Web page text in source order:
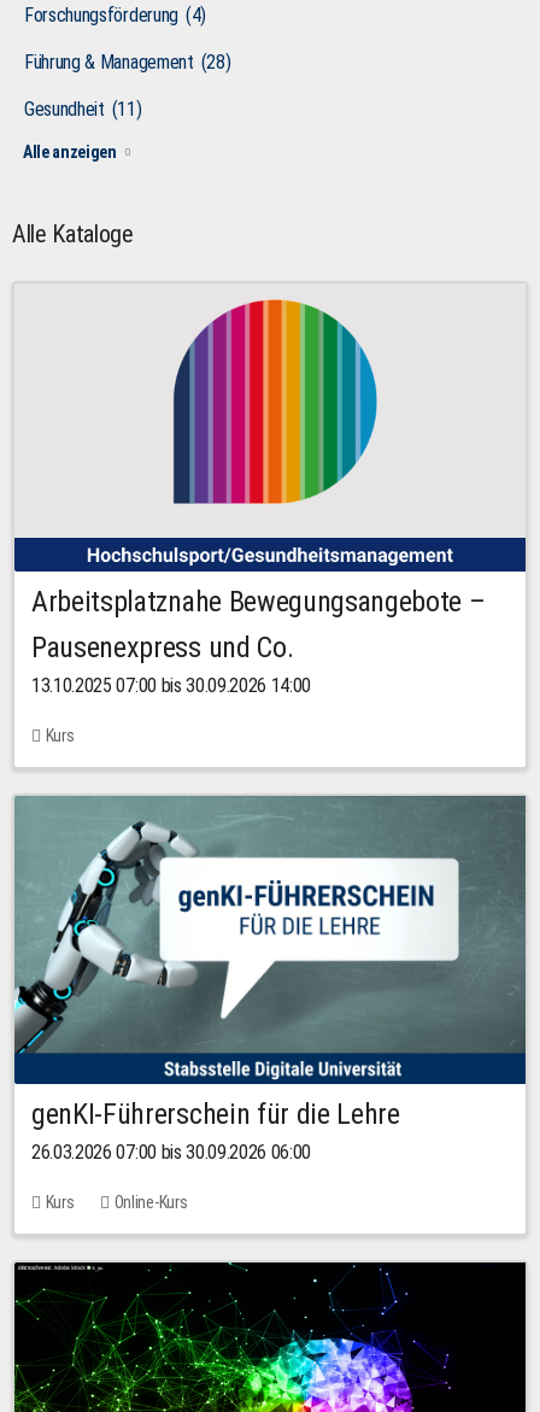
Forschungsförderung (4)
Führung & Management (28)
Gesundheit (11)
Alle anzeigen
Alle Kataloge
Arbeitsplatznahe Bewegungsangebote –
Pausenexpress und Co.
13.10.2025 07:00 bis 30.09.2026 14:00
Kurs
genKI-Führerschein für die Lehre
26.03.2026 07:00 bis 30.09.2026 06:00
Kurs Online-Kurs